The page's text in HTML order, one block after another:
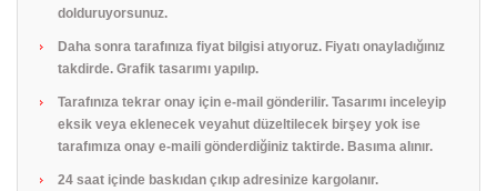
dolduruyorsunuz.
Daha sonra tarafınıza fiyat bilgisi atıyoruz. Fiyatı onayladığınız
takdirde. Grafik tasarımı yapılıp.
Tarafınıza tekrar onay için e-mail gönderilir. Tasarımı inceleyip
eksik veya eklenecek veyahut düzeltilecek birşey yok ise
tarafımıza onay e-maili gönderdiğiniz taktirde. Basıma alınır.
24 saat içinde baskıdan çıkıp adresinize kargolanır.